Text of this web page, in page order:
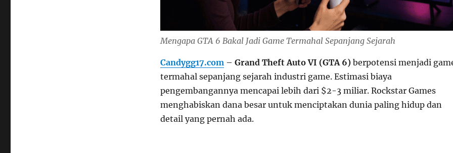
Mengapa GTA 6 Bakal Jadi Game Termahal Sepanjang Sejarah
Candygg17.com– Grand Theft Auto VI (GTA 6)berpotensi menjadi
termahal sepanjang sejarah industri game. Estimasi biaya
pengembangannya mencapai lebih dari $2-3 miliar. Rockstar Games
menghabiskan dana besar untuk menciptakan dunia paling hidup dan
detail yang pernah ada.